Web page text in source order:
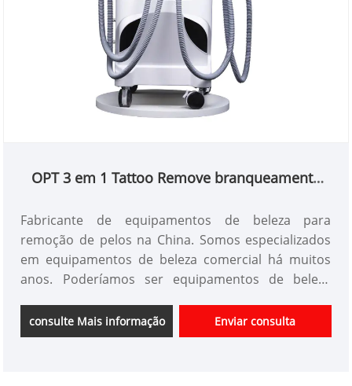
OPT 3 em 1 Tattoo Remove branqueamento
pelos
Fabricante de equipamentos de beleza para
remoção de pelos na China. Somos especializados
em equipamentos de beleza comercial há muitos
anos. Poderíamos ser equipamentos de beleza
de preço e cobrir a maior parte dos mercados do
Japão e da Coréia. Somos fornecedores
consulte Mais informação Enviar consulta